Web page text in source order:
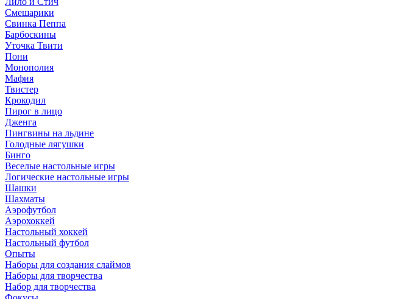
Смешарики
Свинка Пеппа
Барбоскины
Уточка Твити
Пони
Монополия
Мафия
Твистер
Крокодил
Пирог в лицо
Дженга
Пингвины на льдине
Голодные лягушки
Бинго
Веселые настольные игры
Логические настольные игры
Шашки
Шахматы
Аэрофутбол
Аэрохоккей
Настольный хоккей
Настольный футбол
Опыты
Наборы для создания слаймов
Наборы для творчества
Набор для творчества